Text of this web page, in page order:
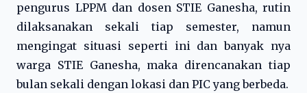
pengurus LPPM dan dosen STIE Ganesha, rutin
dilaksanakan sekali tiap semester, namun
mengingat situasi seperti ini dan banyak nya
warga STIE Ganesha, maka direncanakan tiap
bulan sekali dengan lokasi dan PIC yang berbeda.